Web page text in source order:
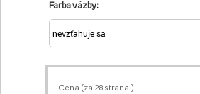
Farba väzby:
Cena (za 28 strana.):